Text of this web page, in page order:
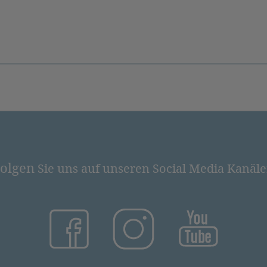
Sie uns auf unseren Social Media
(öffnet in neuem Tab)(öffnet in neuem Tab)